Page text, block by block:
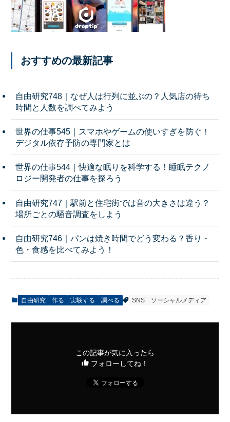
おすすめの最新記事
自由研究748｜なぜ人は行列に並ぶの？人気店の待ち
時間と人数を調べてみよう
世界の仕事545｜スマホやゲームの使いすぎを防ぐ！
デジタル依存予防の専門家とは
世界の仕事544｜快適な眠りを科学する！睡眠テクノ
ロジー開発者の仕事を探ろう
自由研究747｜駅前と住宅街では音の大きさは違う？
場所ごとの騒音調査をしよう
自由研究746｜パンは焼き時間でどう変わる？香り・
色・食感を比べてみよう！
自由研究 作る 実験する 調べる SNS ソーシャルメディア
この記事が気に入ったら
フォローしてね！